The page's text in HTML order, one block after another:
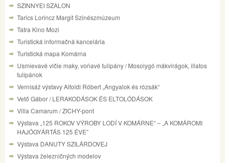
SZINNYEI SZALON
Tarics Lorincz Margit Szinészmúzeum
Tatra Kino Mozi
Turistická informačná kancelária
Turistická mapa Komárna
Usmievavé vlčie maky, voňavé tulipány / Mosolygó mákvirágok, illatos
tulipánok
Vernisáž výstavy Alfoldi Róbert „Angyalok és rózsák“
Vető Gábor / LERAKODÁSOK ÉS ELTOLÓDÁSOK
Villa Camarum / ZICHY-pont
Výstava „125 ROKOV VÝROBY LODÍ V KOMÁRNE“ – „A KOMÁROMI
HAJÓGYÁRTÁS 125 ÉVE”
Výstava DANUTY SZILÁRDOVEJ
Výstava železničných modelov